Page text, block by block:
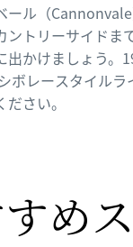
ール（
ントリーサイドま
出かけましょう。
ボレースタイル
さい。
め